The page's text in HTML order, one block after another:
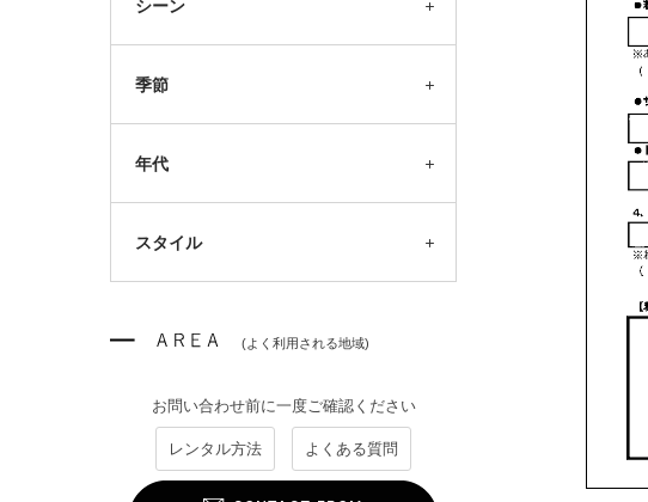
シーン
季節
年代
スタイル
(よく利用される地域)
お問い合わせ前に一度ご確認ください
レンタル方法 よくある質問